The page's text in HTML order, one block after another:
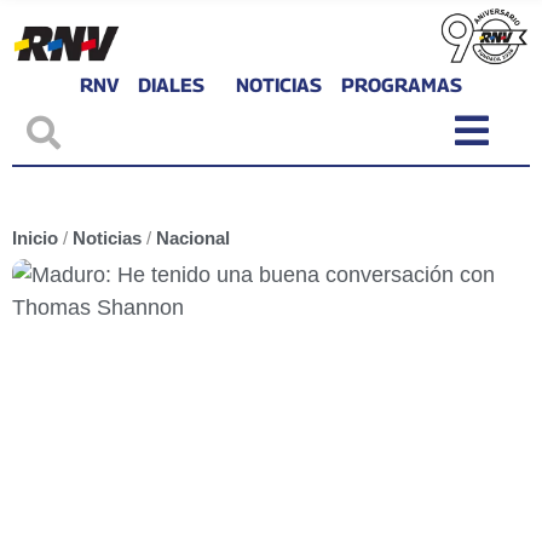
RNV DIALES NOTICIAS PROGRAMAS
Inicio / Noticias / Nacional